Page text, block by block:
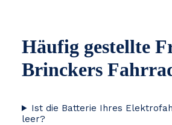
Häufig gestellte
Brinckers
Ist die Batterie Ihres
leer?